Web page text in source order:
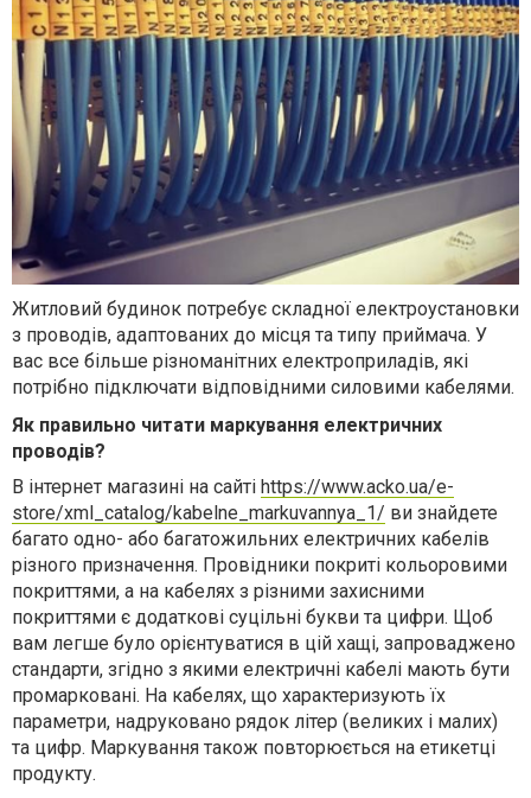
Житловий будинок потребує складної електроустановки
з проводів, адаптованих до місця та типу приймача. У
вас все більше різноманітних електроприладів, які
потрібно підключати відповідними силовими кабелями.
Як правильно читати маркування електричних
проводів?
В інтернет магазині на сайті https://www.acko.ua/e-
store/xml_catalog/kabelne_markuvannya_1/ ви знайдете
багато одно- або багатожильних електричних кабелів
різного призначення. Провідники покриті кольоровими
покриттями, а на кабелях з різними захисними
покриттями є додаткові суцільні букви та цифри. Щоб
вам легше було орієнтуватися в цій хащі, запроваджено
стандарти, згідно з якими електричні кабелі мають бути
промарковані. На кабелях, що характеризують їх
параметри, надруковано рядок літер (великих і малих)
та цифр. Маркування також повторюється на етикетці
продукту.